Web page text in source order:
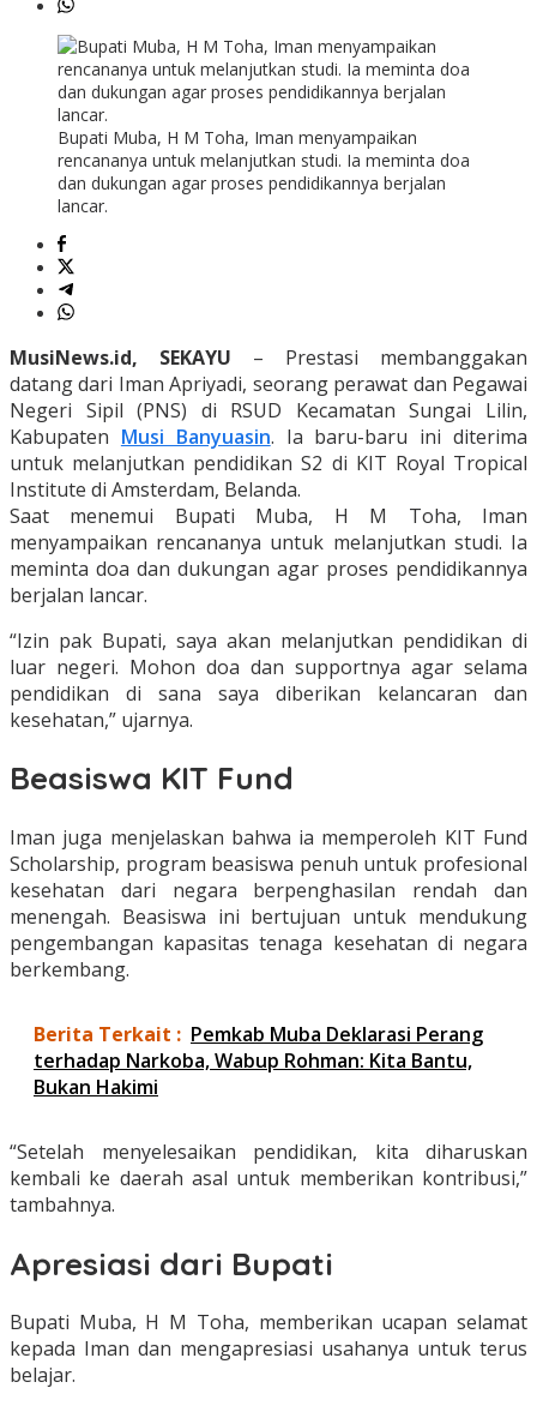
Bupati Muba, H M Toha, Iman menyampaikan
rencananya untuk melanjutkan studi. Ia meminta doa
dan dukungan agar proses pendidikannya berjalan
lancar.
MusiNews.id, SEKAYU – Prestasi membanggakan
datang dari Iman Apriyadi, seorang perawat dan Pegawai
Negeri Sipil (PNS) di RSUD Kecamatan Sungai Lilin,
Kabupaten Musi Banyuasin. Ia baru-baru ini diterima
untuk melanjutkan pendidikan S2 di KIT Royal Tropical
Institute di Amsterdam, Belanda.
Saat menemui Bupati Muba, H M Toha, Iman
menyampaikan rencananya untuk melanjutkan studi. Ia
meminta doa dan dukungan agar proses pendidikannya
berjalan lancar.
“Izin pak Bupati, saya akan melanjutkan pendidikan di
luar negeri. Mohon doa dan supportnya agar selama
pendidikan di sana saya diberikan kelancaran dan
kesehatan,” ujarnya.
Beasiswa KIT Fund
Iman juga menjelaskan bahwa ia memperoleh KIT Fund
Scholarship, program beasiswa penuh untuk profesional
kesehatan dari negara berpenghasilan rendah dan
menengah. Beasiswa ini bertujuan untuk mendukung
pengembangan kapasitas tenaga kesehatan di negara
berkembang.
Berita Terkait : Pemkab Muba Deklarasi Perang
terhadap Narkoba, Wabup Rohman: Kita Bantu,
Bukan Hakimi
“Setelah menyelesaikan pendidikan, kita diharuskan
kembali ke daerah asal untuk memberikan kontribusi,”
tambahnya.
Apresiasi dari Bupati
Bupati Muba, H M Toha, memberikan ucapan selamat
kepada Iman dan mengapresiasi usahanya untuk terus
belajar.